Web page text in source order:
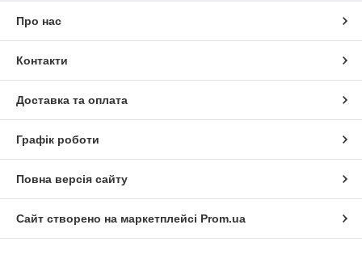
Про нас
Контакти
Доставка та оплата
Графік роботи
Повна версія сайту
Сайт створено на маркетплейсі Prom.ua